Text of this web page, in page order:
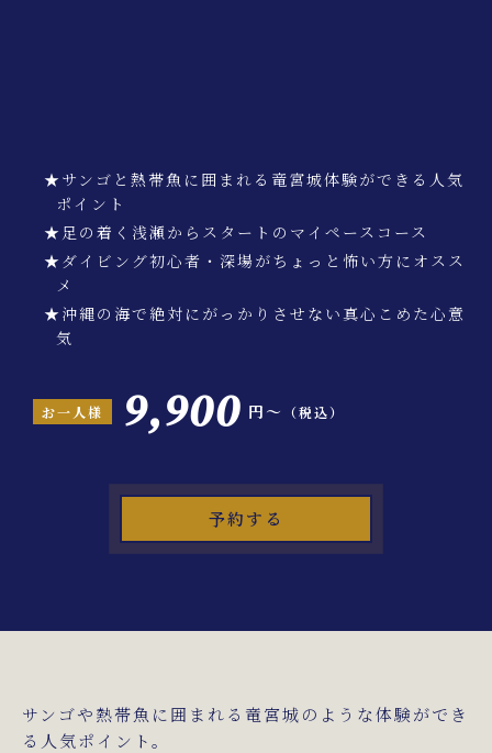
★サンゴと熱帯魚に囲まれる竜宮城体験ができる人気
ポイント
★足の着く浅瀬からスタートのマイペースコース
★ダイビング初心者・深場がちょっと怖い方にオスス
メ
★沖縄の海で絶対にがっかりさせない真心こめた心意
気
お一人様 9,900 円〜 （税込）
予約する
サンゴや熱帯魚に囲まれる竜宮城のような体験ができ
る人気ポイント。